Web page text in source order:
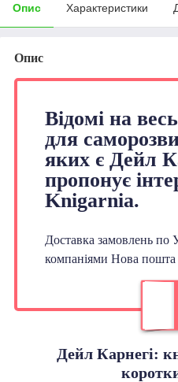
Опис Характеристики
Опис
Відомі на
для
яких є Дейл
пропонує
Knigarnia.
Доставка замовлень по
компаніями Нова
Дейл Карнегі: